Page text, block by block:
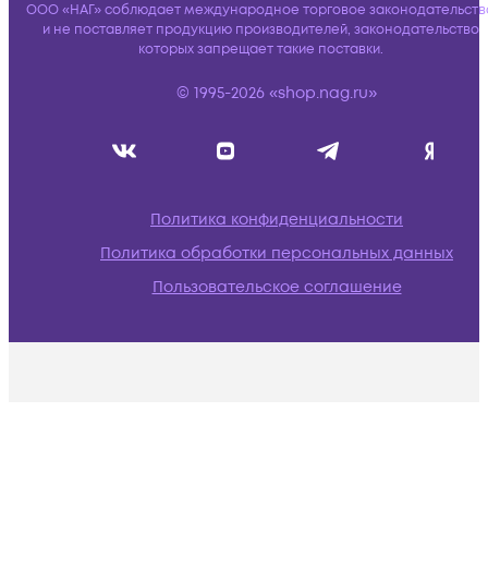
ООО «НАГ» соблюдает международное торговое
и не поставляет продукцию производителей, законодательство
которых запрещает такие поставки.
© 1995-2026 «shop.nag.ru»
Политика конфиденциальности
Политика обработки персональных данных
Пользовательское соглашение